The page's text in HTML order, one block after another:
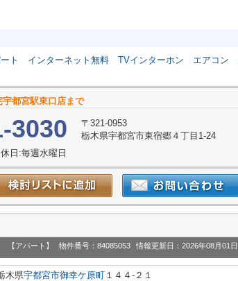
ト インターネット無料 TVインターホン エアコン
宇都宮駅東口店まで
3030
〒321-0953
栃木県宇都宮市東宿郷４丁目1-24
日:毎週水曜日
【アパート】 物件番号：84085053 情報更新日：2026年08月01日
木県宇都宮市御幸ケ原町 １４４-２１